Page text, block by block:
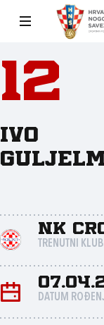
12
Ivo
NK
TRENUTNI KLUB
DATUM